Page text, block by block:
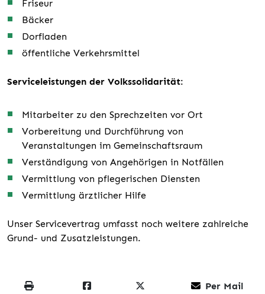
Friseur
Bäcker
Dorfladen
öffentliche Verkehrsmittel
Serviceleistungen der Volkssolidarität:
Mitarbeiter zu den Sprechzeiten vor Ort
Vorbereitung und Durchführung von
Veranstaltungen im Gemeinschaftsraum
Verständigung von Angehörigen in Notfällen
Vermittlung von pflegerischen Diensten
Vermittlung ärztlicher Hilfe
Unser Servicevertrag umfasst noch weitere zahlreiche
Grund- und Zusatzleistungen.
Per Mail